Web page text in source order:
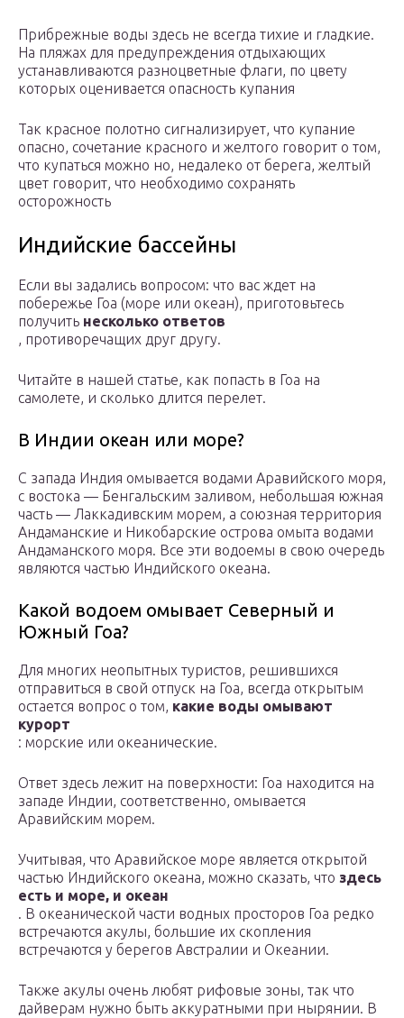
Прибрежные воды здесь не всегда тихие и гладкие.
На пляжах для предупреждения отдыхающих
устанавливаются разноцветные флаги, по цвету
которых оценивается опасность купания
Так красное полотно сигнализирует, что купание
опасно, сочетание красного и желтого говорит о том,
что купаться можно но, недалеко от берега, желтый
цвет говорит, что необходимо сохранять
осторожность
Индийские бассейны
Если вы задались вопросом: что вас ждет на
побережье Гоа (море или океан), приготовьтесь
получить несколько ответов
, противоречащих друг другу.
Читайте в нашей статье, как попасть в Гоа на
самолете, и сколько длится перелет.
В Индии океан или море?
С запада Индия омывается водами Аравийского моря,
с востока — Бенгальским заливом, небольшая южная
часть — Лаккадивским морем, а союзная территория
Андаманские и Никобарские острова омыта водами
Андаманского моря. Все эти водоемы в свою очередь
являются частью Индийского океана.
Какой водоем омывает Северный и
Южный Гоа?
Для многих неопытных туристов, решившихся
отправиться в свой отпуск на Гоа, всегда открытым
остается вопрос о том, какие воды омывают
курорт
: морские или океанические.
Ответ здесь лежит на поверхности: Гоа находится на
западе Индии, соответственно, омывается
Аравийским морем.
Учитывая, что Аравийское море является открытой
частью Индийского океана, можно сказать, что здесь
есть и море, и океан
. В океанической части водных просторов Гоа редко
встречаются акулы, большие их скопления
встречаются у берегов Австралии и Океании.
Также акулы очень любят рифовые зоны, так что
дайверам нужно быть аккуратными при нырянии. В